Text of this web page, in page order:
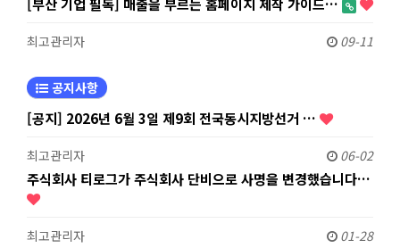
최고관리자 09-11
공지사항
[공지] 2026년 6월 3일 제9회 전국동시지방선거 …
최고관리자 06-02
주식회사 티로그가 주식회사 단비으로 사명을 변경했습니다…
최고관리자 01-28